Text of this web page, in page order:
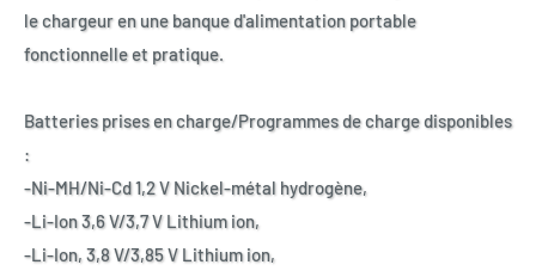
le chargeur en une banque d'alimentation portable
fonctionnelle et pratique.
Batteries prises en charge/Programmes de charge disponibles
:
-Ni-MH/Ni-Cd 1,2 V Nickel-métal hydrogène,
-Li-Ion 3,6 V/3,7 V Lithium ion,
-Li-Ion, 3,8 V/3,85 V Lithium ion,